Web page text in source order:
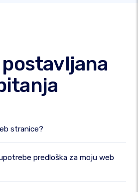
stranice?
predloška za moju web